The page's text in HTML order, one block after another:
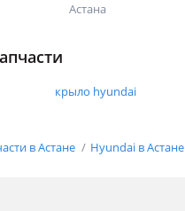
Астана
крыло hyundai
в Астане Hyundai в Астане